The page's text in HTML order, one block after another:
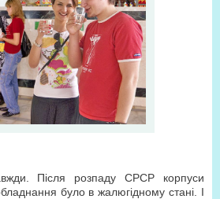
Після розпаду СРСР корпуси
було в жалюгідному стані. І